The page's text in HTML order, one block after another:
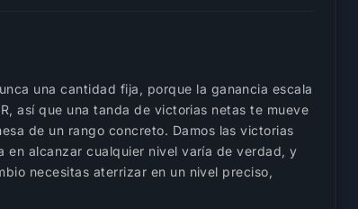
una cantidad fija, porque la ganancia escala
así que una tanda de victorias netas te mueve
de un rango concreto. Damos las victorias
en alcanzar cualquier nivel varía de verdad, y
necesitas aterrizar en un nivel preciso,